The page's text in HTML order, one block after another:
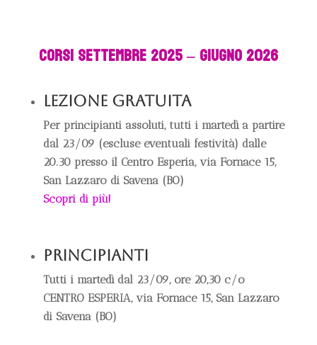
CORSI SETTEMBRE 2025 – GIUGNO 2026
LEZIONE GRATUITA
Per principianti assoluti, tutti i martedì a partire
dal 23/09 (escluse eventuali festività) dalle
20.30 presso il Centro Esperia, via Fornace 15,
San Lazzaro di Savena (BO)
Scopri di più!
PRINCIPIANTI
Tutti i martedì dal 23/09, ore 20,30 c/o
CENTRO ESPERIA, via Fornace 15, San Lazzaro
di Savena (BO)